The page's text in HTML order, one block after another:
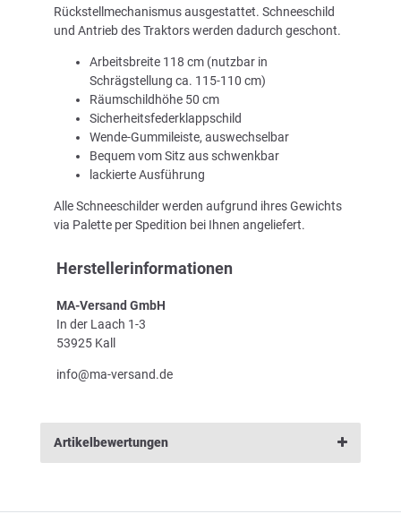
Rückstellmechanismus ausgestattet. Schneeschild
und Antrieb des Traktors werden dadurch geschont.
Arbeitsbreite 118 cm (nutzbar in
Schrägstellung ca. 115-110 cm)
Räumschildhöhe 50 cm
Sicherheitsfederklappschild
Wende-Gummileiste, auswechselbar
Bequem vom Sitz aus schwenkbar
lackierte Ausführung
Alle Schneeschilder werden aufgrund ihres Gewichts
via Palette per Spedition bei Ihnen angeliefert.
Herstellerinformationen
MA-Versand GmbH
In der Laach 1-3
53925 Kall
info@ma-versand.de
Artikelbewertungen